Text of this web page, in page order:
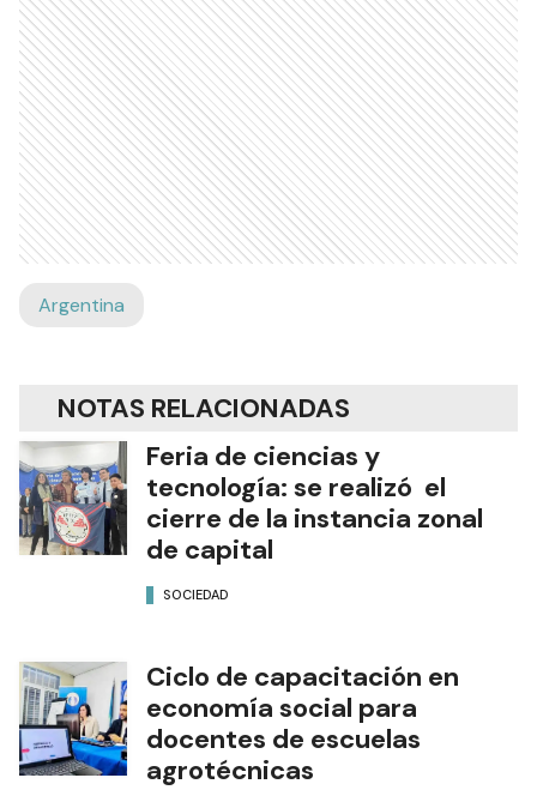
Argentina
NOTAS RELACIONADAS
Feria de ciencias y
tecnología: se realizó el
cierre de la instancia zonal
de capital
SOCIEDAD
Ciclo de capacitación en
economía social para
docentes de escuelas
agrotécnicas